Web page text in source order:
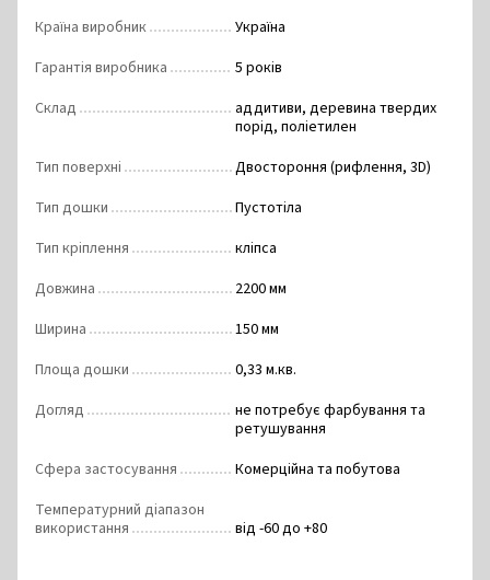
Країна виробник
Україна
Гарантія виробника
5 років
Склад
аддитиви, деревина твердих
порід, поліетилен
Тип поверхні
Двостороння (рифлення, 3D)
Тип дошки
Пустотіла
Тип кріплення
кліпса
Довжина
2200 мм
Ширина
150 мм
Площа дошки
0,33 м.кв.
Догляд
не потребує фарбування та
ретушування
Сфера застосування
Комерційна та побутова
Температурний діапазон
використання
від -60 до +80